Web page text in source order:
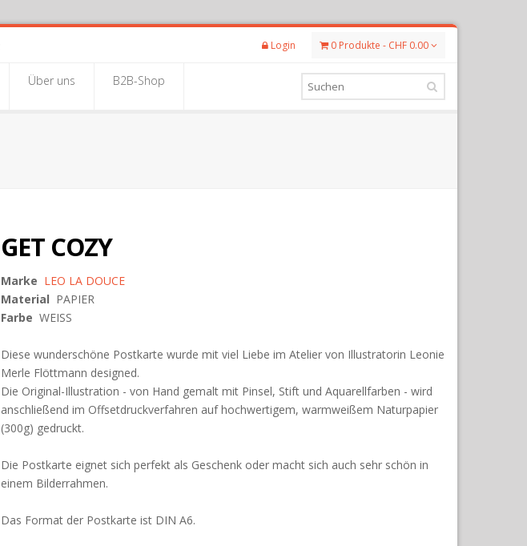
Login 0 Produkte - CHF 0.00
Über uns B2B-Shop
GET COZY
Marke LEO LA DOUCE
Material PAPIER
Farbe WEISS
Diese wunderschöne Postkarte wurde mit viel Liebe im Atelier von Illustratorin Leonie
Merle Flöttmann designed.
Die Original-Illustration - von Hand gemalt mit Pinsel, Stift und Aquarellfarben - wird
anschließend im Offsetdruckverfahren auf hochwertigem, warmweißem Naturpapier
(300g) gedruckt.
Die Postkarte eignet sich perfekt als Geschenk oder macht sich auch sehr schön in
einem Bilderrahmen.
Das Format der Postkarte ist DIN A6.